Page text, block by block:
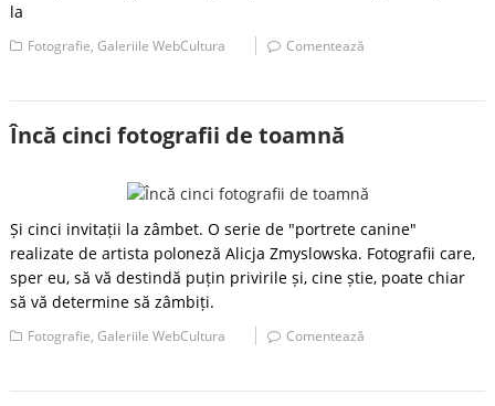
la
Fotografie,Galeriile WebCultura Comentează
Încă cinci fotografii de toamnă
Și cinci invitații la zâmbet. O serie de "portrete canine"
realizate de artista poloneză Alicja Zmyslowska. Fotografii care,
sper eu, să vă destindă puțin privirile și, cine știe, poate chiar
să vă determine să zâmbiți.
Fotografie,Galeriile WebCultura Comentează